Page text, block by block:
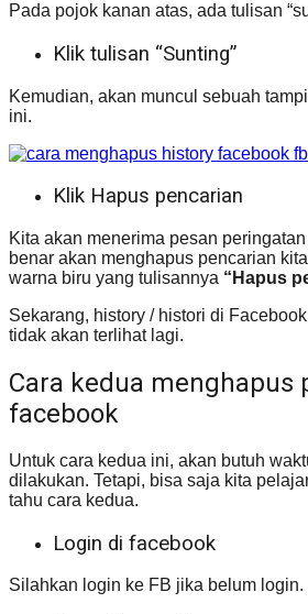
Pada pojok kanan atas, ada tulisan
Klik tulisan “Sunting”
Kemudian, akan muncul sebuah
ini.
Klik Hapus pencarian
Kita akan menerima pesan
benar akan menghapus pencarian
warna biru yang tulisannya “Hapus
Sekarang, history / histori di
tidak akan terlihat lagi.
Cara kedua menghapus
facebook
Untuk cara kedua ini, akan butuh
dilakukan. Tetapi, bisa saja kita
tahu cara kedua.
Login di facebook
Silahkan login ke FB jika belum login.